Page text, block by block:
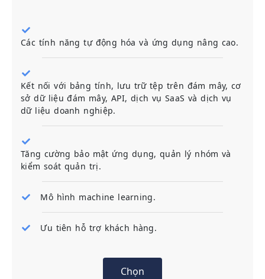
Các tính năng tự động hóa và ứng dụng nâng cao.
Kết nối với bảng tính, lưu trữ tệp trên đám mây, cơ
sở dữ liệu đám mây, API, dịch vụ SaaS và dịch vụ
dữ liệu doanh nghiệp.
Tăng cường bảo mật ứng dụng, quản lý nhóm và
kiểm soát quản trị.
Mô hình machine learning.
Ưu tiên hỗ trợ khách hàng.
Chọn